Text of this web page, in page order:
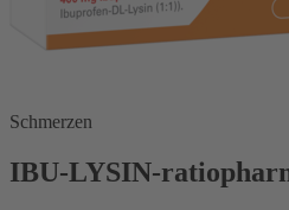
Schmerzen
IBU-LYSIN-